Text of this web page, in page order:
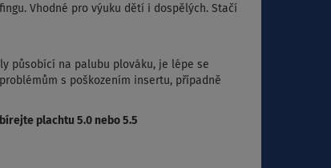
Vhodné pro výuku dětí i dospělých. Stačí
působící na palubu plováku, je lépe se
s poškozením insertu, případně
plachtu 5.0 nebo 5.5